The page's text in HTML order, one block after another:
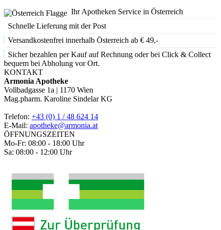
Ihr Apotheken Service in Österreich
Schnelle Lieferung mit der Post
Versandkostenfrei innerhalb Österreich ab € 49,-
Sicher bezahlen per Kauf auf Rechnung oder bei Click & Collect
bequem bei Abholung vor Ort.
KONTAKT
Armonia Apotheke
Vollbadgasse 1a | 1170 Wien
Mag.pharm. Karoline Sindelar KG
Telefon: +43 (0) 1 / 48 624 14
E-Mail: apotheke@armonia.at
ÖFFNUNGSZEITEN
Mo-Fr: 08:00 - 18:00 Uhr
Sa: 08:00 - 12:00 Uhr